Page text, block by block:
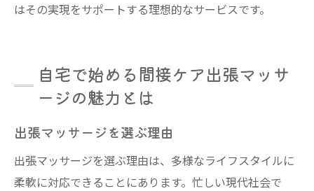
はその実現をサポートする理想的なサービスです。
自宅で始める間接ケア出張マッサ
ージの魅力とは
出張マッサージを選ぶ理由
出張マッサージを選ぶ理由は、多様なライフスタイルに
柔軟に対応できることにあります。忙しい現代社会で